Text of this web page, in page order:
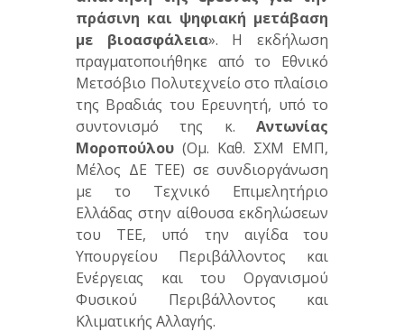
πράσινη και ψηφιακή μετάβαση
με βιοασφάλεια». Η εκδήλωση
πραγματοποιήθηκε από το Εθνικό
Μετσόβιο Πολυτεχνείο στο πλαίσιο
της Βραδιάς του Ερευνητή, υπό το
συντονισμό της κ. Αντωνίας
Μοροπούλου (Ομ. Καθ. ΣΧΜ ΕΜΠ,
Μέλος ΔΕ ΤΕΕ) σε συνδιοργάνωση
με το Τεχνικό Επιμελητήριο
Ελλάδας στην αίθουσα εκδηλώσεων
του ΤΕΕ, υπό την αιγίδα του
Υπουργείου Περιβάλλοντος και
Ενέργειας και του Οργανισμού
Φυσικού Περιβάλλοντος και
Κλιματικής Αλλαγής.